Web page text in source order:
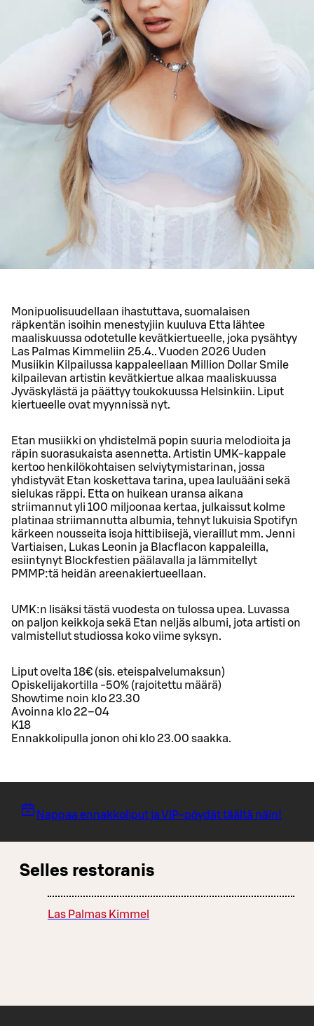
Monipuolisuudellaan ihastuttava, suomalaisen
räpkentän isoihin menestyjiin kuuluva Etta lähtee
maaliskuussa odotetulle kevätkiertueelle, joka pysähtyy
Las Palmas Kimmeliin 25.4.. Vuoden 2026 Uuden
Musiikin Kilpailussa kappaleellaan Million Dollar Smile
kilpailevan artistin kevätkiertue alkaa maaliskuussa
Jyväskylästä ja päättyy toukokuussa Helsinkiin. Liput
kiertueelle ovat myynnissä nyt.
Etan musiikki on yhdistelmä popin suuria melodioita ja
räpin suorasukaista asennetta. Artistin UMK-kappale
kertoo henkilökohtaisen selviytymistarinan, jossa
yhdistyvät Etan koskettava tarina, upea lauluääni sekä
sielukas räppi. Etta on huikean uransa aikana
striimannut yli 100 miljoonaa kertaa, julkaissut kolme
platinaa striimannutta albumia, tehnyt lukuisia Spotifyn
kärkeen nousseita isoja hittibiisejä, vieraillut mm. Jenni
Vartiaisen, Lukas Leonin ja Blacflacon kappaleilla,
esiintynyt Blockfestien päälavalla ja lämmitellyt
PMMP:tä heidän areenakiertueellaan.
UMK:n lisäksi tästä vuodesta on tulossa upea. Luvassa
on paljon keikkoja sekä Etan neljäs albumi, jota artisti on
valmistellut studiossa koko viime syksyn.
Liput ovelta 18€ (sis. eteispalvelumaksun)
Opiskelijakortilla -50% (rajoitettu määrä)
Showtime noin klo 23.30
Avoinna klo 22–04
K18
Ennakkolipulla jonon ohi klo 23.00 saakka.
Nappaa ennakkoliput ja VIP-pöydät täältä näin!
Selles restoranis
Las Palmas Kimmel